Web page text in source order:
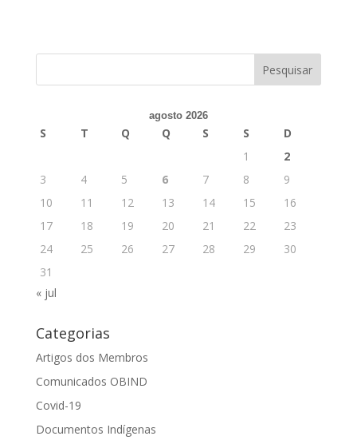
agosto 2026
S T Q Q S S
D
1
2
3
4 5 6 7 8
9
10
11 12 13 14 15
16
17
18 19 20 21 22
23
24
25 26 27 28 29
30
31
« jul
Categorias
Artigos dos Membros
Comunicados OBIND
Covid-19
Documentos Indígenas